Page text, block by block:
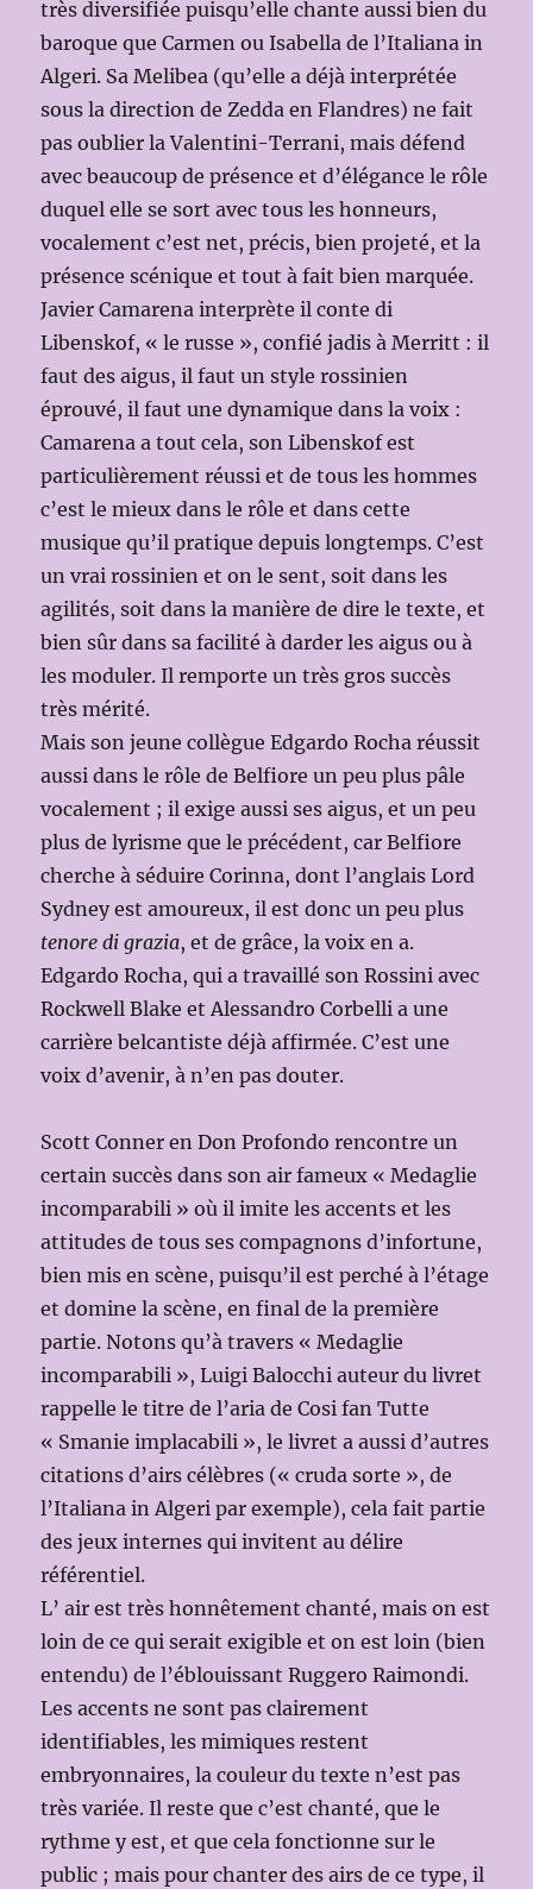
très diversifiée puisqu’elle chante aussi bien du
baroque que Carmen ou Isabella de l’Italiana in
Algeri. Sa Melibea (qu’elle a déjà interprétée
sous la direction de Zedda en Flandres) ne fait
pas oublier la Valentini-Terrani, mais défend
avec beaucoup de présence et d’élégance le rôle
duquel elle se sort avec tous les honneurs,
vocalement c’est net, précis, bien projeté, et la
présence scénique et tout à fait bien marquée.
Javier Camarena interprète il conte di
Libenskof, « le russe », confié jadis à Merritt : il
faut des aigus, il faut un style rossinien
éprouvé, il faut une dynamique dans la voix :
Camarena a tout cela, son Libenskof est
particulièrement réussi et de tous les hommes
c’est le mieux dans le rôle et dans cette
musique qu’il pratique depuis longtemps. C’est
un vrai rossinien et on le sent, soit dans les
agilités, soit dans la manière de dire le texte, et
bien sûr dans sa facilité à darder les aigus ou à
les moduler. Il remporte un très gros succès
très mérité.
Mais son jeune collègue Edgardo Rocha réussit
aussi dans le rôle de Belfiore un peu plus pâle
vocalement ; il exige aussi ses aigus, et un peu
plus de lyrisme que le précédent, car Belfiore
cherche à séduire Corinna, dont l’anglais Lord
Sydney est amoureux, il est donc un peu plus
tenore di grazia, et de grâce, la voix en a.
Edgardo Rocha, qui a travaillé son Rossini avec
Rockwell Blake et Alessandro Corbelli a une
carrière belcantiste déjà affirmée. C’est une
voix d’avenir, à n’en pas douter.
Scott Conner en Don Profondo rencontre un
certain succès dans son air fameux « Medaglie
incomparabili » où il imite les accents et les
attitudes de tous ses compagnons d’infortune,
bien mis en scène, puisqu’il est perché à l’étage
et domine la scène, en final de la première
partie. Notons qu’à travers « Medaglie
incomparabili », Luigi Balocchi auteur du livret
rappelle le titre de l’aria de Cosi fan Tutte
« Smanie implacabili », le livret a aussi d’autres
citations d’airs célèbres (« cruda sorte », de
l’Italiana in Algeri par exemple), cela fait partie
des jeux internes qui invitent au délire
référentiel.
L’ air est très honnêtement chanté, mais on est
loin de ce qui serait exigible et on est loin (bien
entendu) de l’éblouissant Ruggero Raimondi.
Les accents ne sont pas clairement
identifiables, les mimiques restent
embryonnaires, la couleur du texte n’est pas
très variée. Il reste que c’est chanté, que le
rythme y est, et que cela fonctionne sur le
public ; mais pour chanter des airs de ce type, il